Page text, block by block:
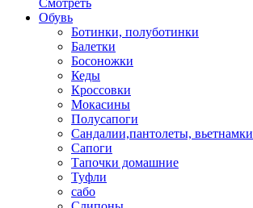
Смотреть
Обувь
Ботинки, полуботинки
Балетки
Босоножки
Кеды
Кроссовки
Мокасины
Полусапоги
Сандалии,пантолеты, вьетнамки
Сапоги
Тапочки домашние
Туфли
сабо